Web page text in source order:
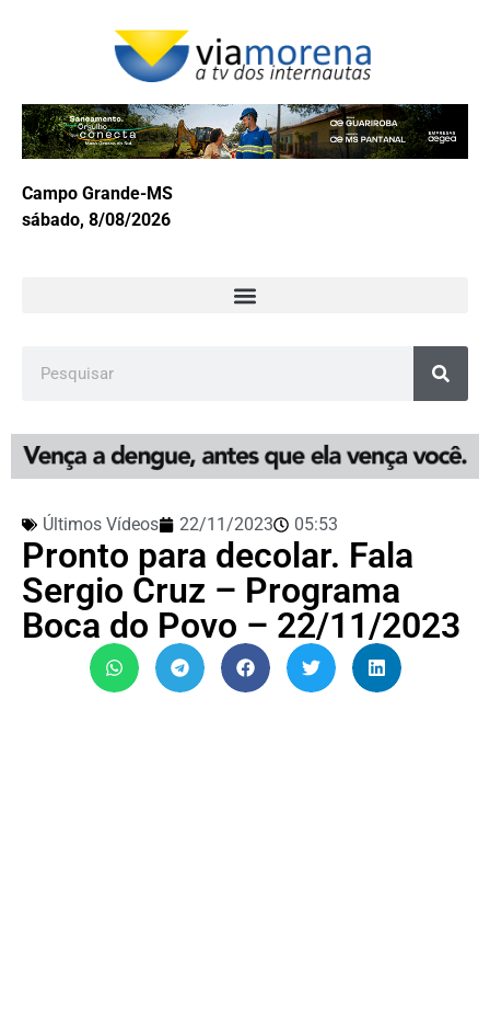
Campo Grande-MS
sábado, 8/08/2026
Últimos Vídeos 22/11/2023 05:53
Pronto para decolar. Fala
Sergio Cruz – Programa
Boca do Povo – 22/11/2023